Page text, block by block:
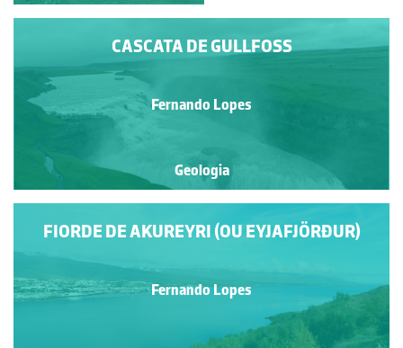
CASCATA DE GULLFOSS
Fernando Lopes
Geologia
FIORDE DE AKUREYRI (OU EYJAFJÖRÐUR)
Fernando Lopes